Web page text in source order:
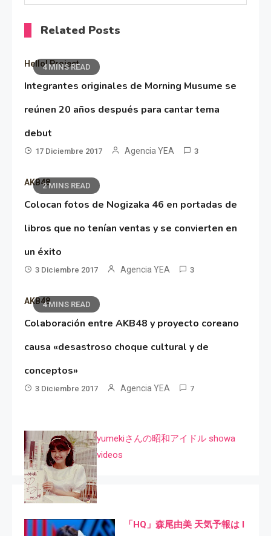
Related Posts
4 MINS READ
Hello! Project
Integrantes originales de Morning Musume se
reúnen 20 años después para cantar tema
debut
17 Diciembre 2017 Agencia YEA 3
2 MINS READ
AKB48
Colocan fotos de Nogizaka 46 en portadas de
libros que no tenían ventas y se convierten en
un éxito
3 Diciembre 2017 Agencia YEA 3
4 MINS READ
AKB48
Colaboración entre AKB48 y proyecto coreano
causa «desastroso choque cultural y de
conceptos»
3 Diciembre 2017 Agencia YEA 7
yumekiさんの昭和アイドル showa
videos
「HQ」森尾由美 天気予報は I